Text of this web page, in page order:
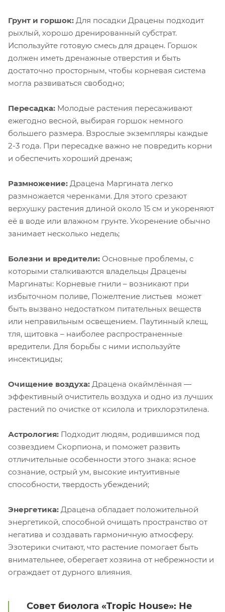
Грунт и горшок: Для посадки Драцены подходит
рыхлый, хорошо дренированный субстрат.
Используйте готовую смесь для драцен. Горшок
должен иметь дренажные отверстия и быть
достаточно просторным, чтобы корневая система
могла развиваться свободно;
Пересадка: Молодые растения пересаживают
ежегодно весной, выбирая горшок немного
большего размера. Взрослые экземпляры каждые
2-3 года. При пересадке важно не повредить корни
и обеспечить хороший дренаж;
Размножение: Драцена Маргината легко
размножается черенками. Для этого срезают
верхушку растения длиной около 15 см и укореняют
её в воде или влажном грунте. Укоренение обычно
занимает несколько недель;
Болезни и вредители: Основные проблемы, с
которыми сталкиваются владельцы Драцены
Маргинаты: Корневые гнили – возникают при
избыточном поливе, Пожелтение листьев может
быть вызвано недостатком питательных веществ
или неправильным освещением. Паутинный клещ,
тля, щитовка – наиболее распространенные
вредители. Для борьбы с ними используйте
инсектициды;
Очищение воздуха: Драцена окаймлённая —
эффективный очиститель воздуха и одно из лучших
растений по очистке от ксилола и трихлорэтилена.
Астрология: Подходит людям, родившимся под
созвездием Скорпиона, и поможет развить
отличительные особенности этого знака: ясное
сознание, острый ум, высокие интуитивные
способности, твердость убеждений;
Энергетика: Драцена обладает положительной
энергетикой, способной очищать пространство от
негатива и создавать гармоничную атмосферу.
Эзотерики считают, что растение помогает быть
внимательнее, оберегает хозяина от небрежности и
ограждает от дурного влияния.
Совет биолога «Tropic House»: Не